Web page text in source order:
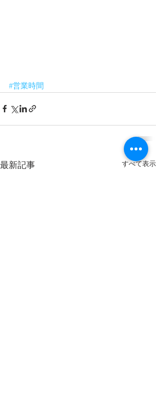
#営業時間
最新記事 すべて表示